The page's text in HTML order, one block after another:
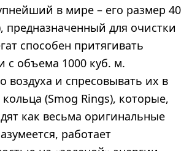
в мире – его размер 40
предназначенный для очистки
способен притягивать
с объема 1000 куб. м.
воздуха и спресовывать их в
(Smog Rings), которые,
как весьма оригинальные
работает